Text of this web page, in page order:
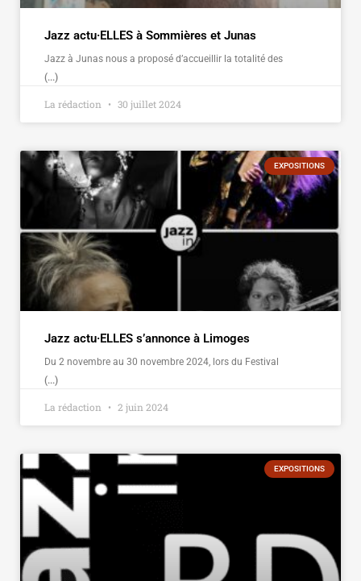
Jazz actu·ELLES à Sommières et Junas
Jazz à Junas nous a proposé d’accueillir la totalité des
(...)
La rédaction 30 juillet 2024
EXPOSITIONS
Jazz actu·ELLES s’annonce à Limoges
Du 2 novembre au 30 novembre 2024, lors du Festival
(...)
La rédaction 2 juin 2024
EXPOSITIONS